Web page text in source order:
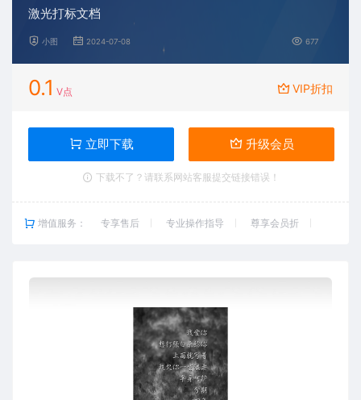
激光打标文档
小图 2024-07-08 677
0.1 V点 VIP折扣
立即下载 升级会员
下载不了？请联系网站客服提交链接错误！
增值服务： 专享售后 专业操作指导 尊享会员折